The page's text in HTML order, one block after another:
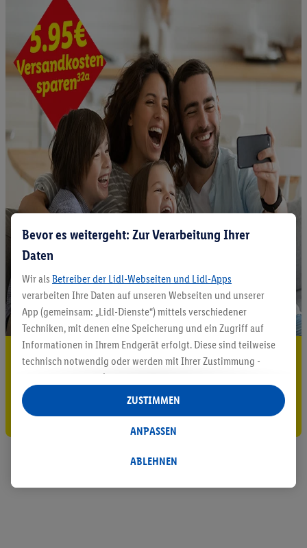
5.95 € Versand sparen³²ᵃ
Bevor es weitergeht: Zur Verarbeitung Ihrer
Daten
Wir als Betreiber der Lidl-Webseiten und Lidl-Apps
verarbeiten Ihre Daten auf unseren Webseiten und unserer
App (gemeinsam: „Lidl-Dienste“) mittels verschiedener
Techniken, mit denen eine Speicherung und ein Zugriff auf
Informationen in Ihrem Endgerät erfolgt. Diese sind teilweise
technisch notwendig oder werden mit Ihrer Zustimmung -
auch durch Partner (u.a.
Verantwortliche; im Zusammenhang mit dem IAB TCF
insgesamt
Statistik-Erstellung oder für personalisierte Werbung
Datenverarbeitungen für personalisierte Werbung werden
ABLEHNEN
ANPASSEN
ZUSTIMMEN